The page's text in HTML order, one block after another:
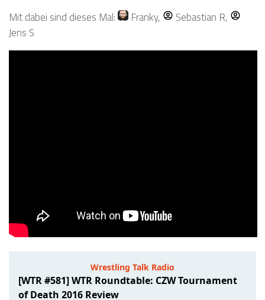
Mit dabei sind dieses Mal:
Franky, Sebastian R,
Jens S